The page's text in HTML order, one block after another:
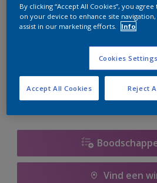
te bestellen. Houd de website in
er hard aan om de voorraad aan
Vind een
By clicking “Accept All Cookies”, you
on your device to enhance site navigation,
assist in our marketing efforts.
Info
Cookies Settings
Reject
Accept All Cookies